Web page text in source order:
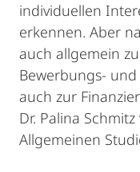
individuellen
erkennen. Aber
auch allgemein
Bewerbungs-
auch zur
Dr. Palina
Allgemeinen